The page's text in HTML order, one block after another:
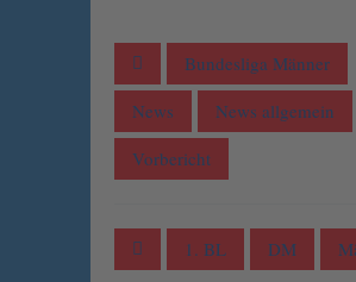
Bundesliga Männer
News
News allgemein
Vorbericht
1. BL DM